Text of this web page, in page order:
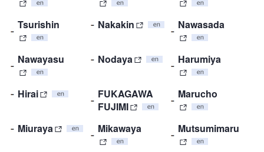
Tsurishin Nakakin Nawasada
Nawayasu Nodaya Harumiya
Hirai
FUKAGAWA
FUJIMI
Marucho
Miuraya Mikawaya Mutsumimaru